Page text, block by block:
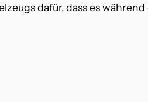
dafür, dass es